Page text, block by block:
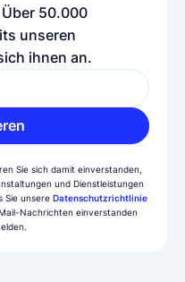
50.000
unseren
ihnen an.
Sie sich damit einverstanden,
und Dienstleistungen
Sie unsere Datenschutzrichtlinie
Nachrichten einverstanden